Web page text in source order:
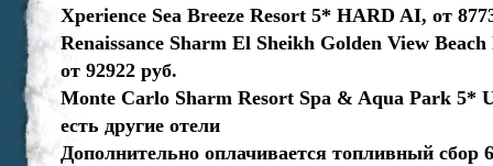
Xperience Sea Breeze Resort 5* HARD AI, от
Renaissance Sharm El Sheikh Golden View
от 92922 руб.
Monte Carlo Sharm Resort Spa & Aqua Park 5*
есть другие отели
Дополнительно оплачивается топливный сбор